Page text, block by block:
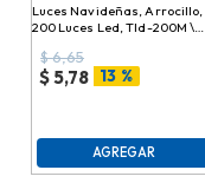
Luces Navideñas, Arrocillo,
200 Luces Led, Tld-200M \
$6,65
$5,78 13 %
AGREGAR